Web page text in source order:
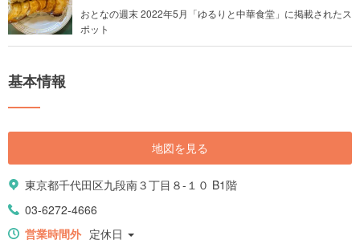
おとなの週末 2022年5月「ゆるりと中華食堂」に掲載されたス
ポット
基本情報
地図を見る
東京都千代田区九段南３丁目８-１０ B1階
03-6272-4666
営業時間外 定休日